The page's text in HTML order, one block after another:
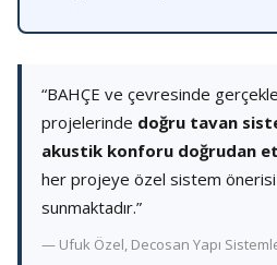
“BAHÇE ve çevresinde
projelerinde doğru tavan
akustik konforu doğrudan
her projeye özel sistem
sunmaktadır.”
— Ufuk Özel, Decosan Yapı